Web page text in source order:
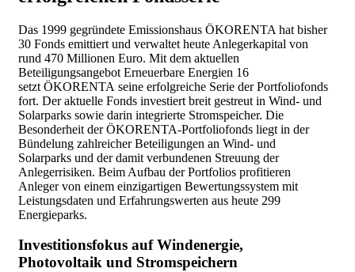
Das 1999 gegründete Emissionshaus ÖKORENTA hat bisher
30 Fonds emittiert und verwaltet heute Anlegerkapital von
rund 470 Millionen Euro. Mit dem aktuellen
Beteiligungsangebot Erneuerbare Energien 16
setzt ÖKORENTA seine erfolgreiche Serie der Portfoliofonds
fort. Der aktuelle Fonds investiert breit gestreut in Wind- und
Solarparks sowie darin integrierte Stromspeicher. Die
Besonderheit der ÖKORENTA-Portfoliofonds liegt in der
Bündelung zahlreicher Beteiligungen an Wind- und
Solarparks und der damit verbundenen Streuung der
Anlegerrisiken. Beim Aufbau der Portfolios profitieren
Anleger von einem einzigartigen Bewertungssystem mit
Leistungsdaten und Erfahrungswerten aus heute 299
Energieparks.
Investitionsfokus auf Windenergie,
Photovoltaik und Stromspeichern